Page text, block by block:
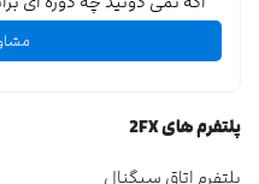
پلتفرم های 2FX
پلتفرم اتاق سیگنال